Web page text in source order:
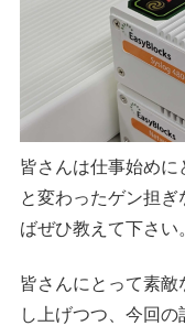
皆さんは仕事始めに
と変わったゲン担
ばぜひ教えて下さい
皆さんにとって素敵
し上げつつ、今回